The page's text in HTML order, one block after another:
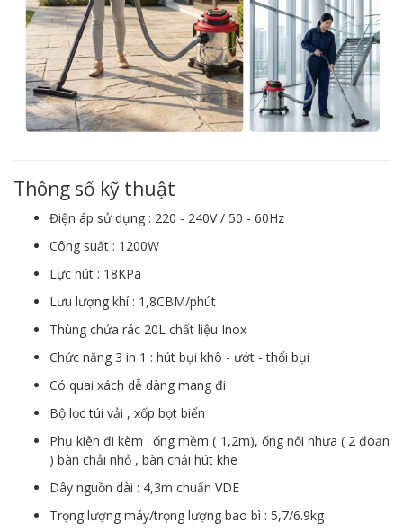
Thông số kỹ thuật
Điện áp sử dụng : 220 - 240V / 50 - 60Hz
Công suất : 1200W
Lực hút : 18KPa
Lưu lượng khí : 1,8CBM/phút
Thùng chứa rác 20L chất liệu Inox
Chức năng 3 in 1 : hút bụi khô - ướt - thổi bụi
Có quai xách dễ dàng mang đi
Bộ lọc túi vải , xốp bọt biển
Phụ kiện đi kèm : ống mềm ( 1,2m), ống nối nhựa ( 2 đoạn
) bàn chải nhỏ , bàn chải hút khe
Dây nguồn dài : 4,3m chuẩn VDE
Trọng lượng máy/trọng lượng bao bì : 5,7/6.9kg